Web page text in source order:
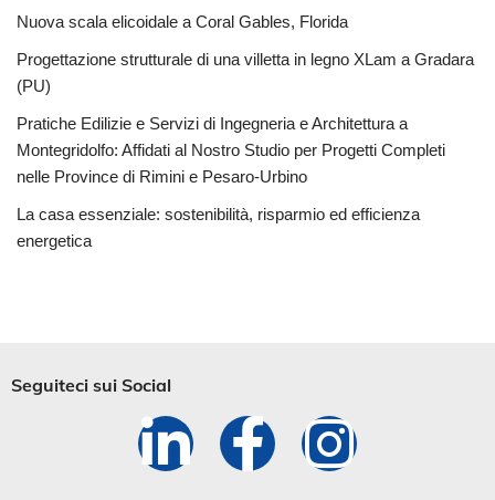
Nuova scala elicoidale a Coral Gables, Florida
Progettazione strutturale di una villetta in legno XLam a Gradara
(PU)
Pratiche Edilizie e Servizi di Ingegneria e Architettura a
Montegridolfo: Affidati al Nostro Studio per Progetti Completi
nelle Province di Rimini e Pesaro-Urbino
La casa essenziale: sostenibilità, risparmio ed efficienza
energetica
Seguiteci sui Social​